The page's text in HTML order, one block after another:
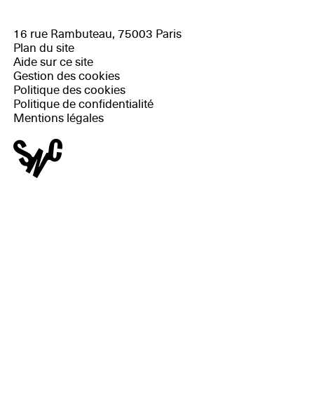
16 rue Rambuteau, 75003 Paris
Plan du site
Aide sur ce site
Gestion des cookies
Politique des cookies
Politique de confidentialité
Mentions légales